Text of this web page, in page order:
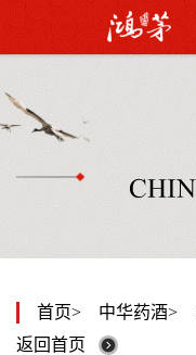
首页 中华药酒
返回首页